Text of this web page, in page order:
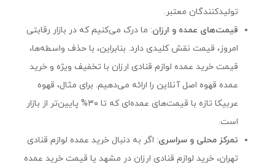
تولیدکنندگان معتبر.
قیمت‌های عمده و ارزان: ما درک می‌کنیم که در بازار رقابتی
امروز، قیمت نقش کلیدی دارد. بنابراین، با حذف واسطه‌ها،
قیمت خرید عمده لوازم قنادی ارزان با تخفیف ویژه و خرید
عمده قهوه اصل آنلاین را ارائه می‌دهیم. برای مثال، قهوه
عربیکا تازه با قیمت‌های عمده‌ای که تا ۳۰% پایین‌تر از بازار
است.
تمرکز محلی و سراسری: اگر به دنبال خرید عمده لوازم قنادی
تهران، خرید لوازم قنادی ارزان در مشهد یا قیمت خرید عمده